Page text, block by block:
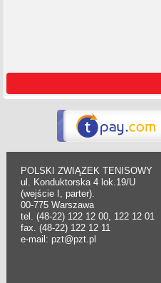
POLSKI ZWIĄZEK TENISOWY
ul. Konduktorska 4 lok.19/U
(wejście I, parter).
00-775 Warszawa
tel. (48-22) 122 12 00, 122 12 01
fax. (48-22) 122 12 11
e-mail: pzt@pzt.pl